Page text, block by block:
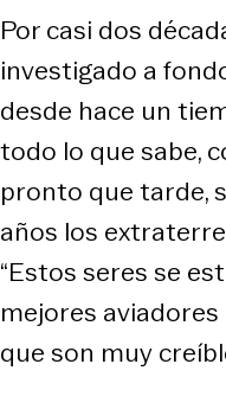
Por casi dos
investigado a
desde hace un
todo lo que sabe,
pronto que tarde,
años los
“Estos seres se
mejores
que son muy